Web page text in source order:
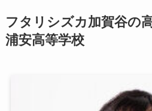
フタリシズカ加賀谷の
浦安高等学校